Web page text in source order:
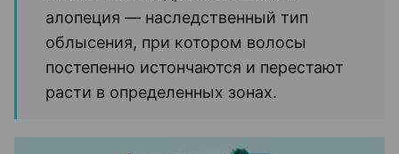
алопеция — наследственный тип
облысения, при котором волосы
постепенно истончаются и перестают
расти в определенных зонах.